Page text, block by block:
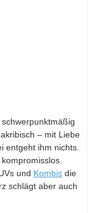
– mit Liebe
entgeht ihm nichts.
und Kombis die
schlägt aber auch